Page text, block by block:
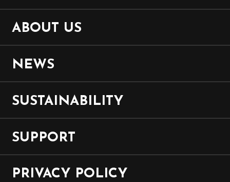
ABOUT US
NEWS
SUSTAINABILITY
SUPPORT
PRIVACY POLICY